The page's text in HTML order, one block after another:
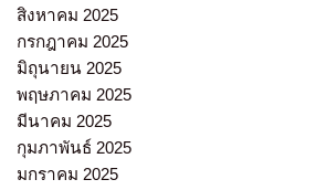
สิงหาคม 2025
กรกฎาคม 2025
มิถุนายน 2025
พฤษภาคม 2025
มีนาคม 2025
กุมภาพันธ์ 2025
มกราคม 2025